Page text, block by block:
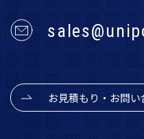
お見積もり・お問